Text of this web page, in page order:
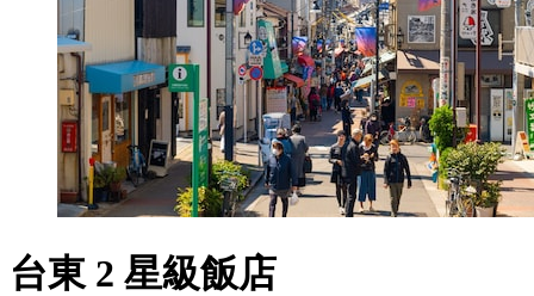
台東 2 星級飯店